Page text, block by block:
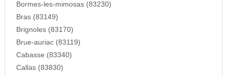
Bormes-les-mimosas (83230)
Bras (83149)
Brignoles (83170)
Brue-auriac (83119)
Cabasse (83340)
Callas (83830)